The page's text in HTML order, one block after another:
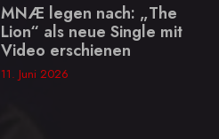
MNÆ legen nach: „The
Lion“ als neue Single mit
Video erschienen
11. Juni 2026